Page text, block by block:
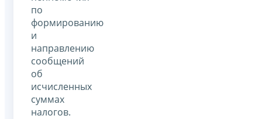
по
формированию
и
направлению
сообщений
об
исчисленных
суммах
налогов.